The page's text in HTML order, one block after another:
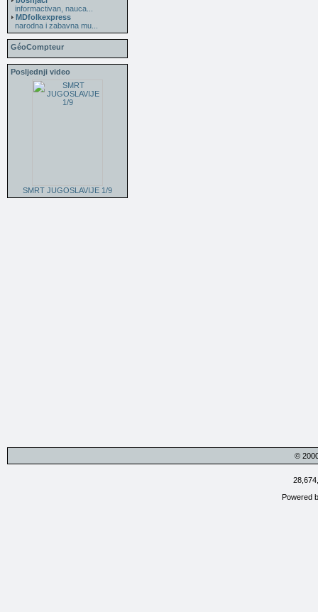
informactivan, nauca...
MDfolkexpress
narodna i zabavna mu...
GéoCompteur
Posljednji video
SMRT JUGOSLAVIJE 1/9
©
Powered